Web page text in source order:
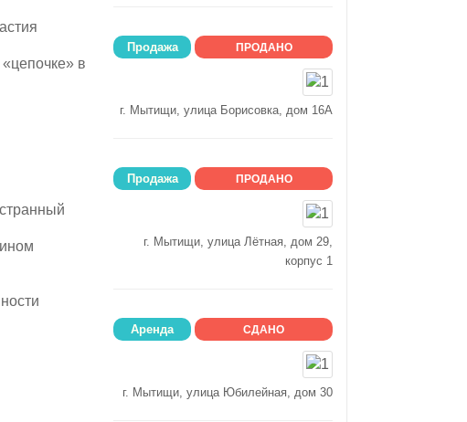
в
Продажа ПРОДАНО
г. Мытищи, улица Борисовка, дом 16А
Продажа ПРОДАНО
г. Мытищи, улица Лётная, дом 29,
корпус 1
Аренда СДАНО
г. Мытищи, улица Юбилейная, дом 30